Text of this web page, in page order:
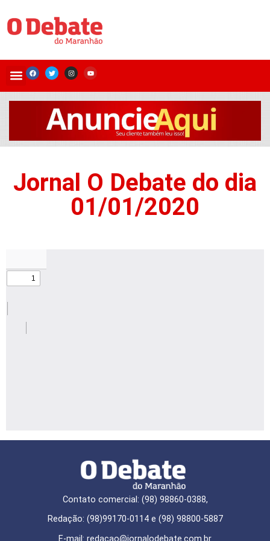
Jornal O Debate do dia
01/01/2020
Contato comercial: (98) 98860-0388,
Redação: (98)99170-0114 e (98) 98800-5887
E-mail: redaçao@jornalodebate.com.br